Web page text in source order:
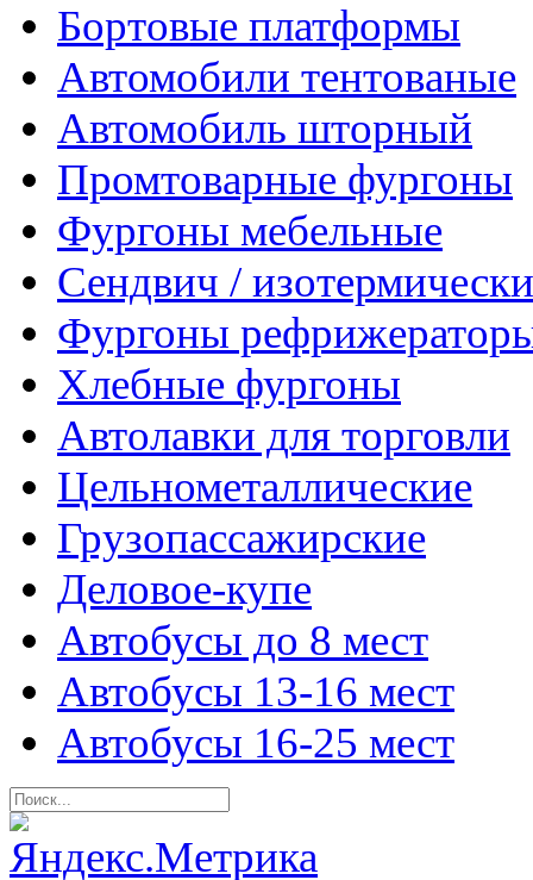
Бортовые платформы
Автомобили тентованые
Автомобиль шторный
Промтоварные фургоны
Фургоны мебельные
Сендвич /
Фургоны
Хлебные фургоны
Автолавки для торговли
Цельнометаллические
Грузопассажирские
Деловое-купе
Автобусы до 8 мест
Автобусы 13-16 мест
Автобусы 16-25 мест